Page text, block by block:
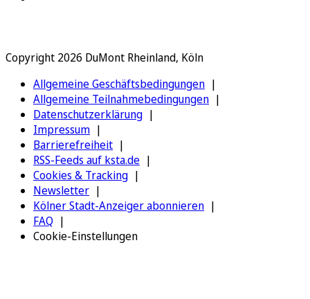
Copyright 2026 DuMont Rheinland, Köln
Allgemeine Geschäftsbedingungen
Allgemeine Teilnahmebedingungen
Datenschutzerklärung
Impressum
Barrierefreiheit
RSS-Feeds auf ksta.de
Cookies & Tracking
Newsletter
Kölner Stadt-Anzeiger abonnieren
FAQ
Cookie-Einstellungen